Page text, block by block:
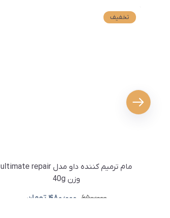
تخفیف
مام ترمیم کننده داو مدل ultimate repair
وزن 40g
۶۵۰٫۰۰۰ ۴۸۰٫۰۰۰ تومان